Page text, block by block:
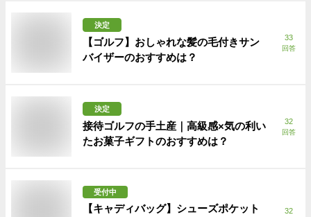
決定
【ゴルフ】おしゃれな髪の毛付きサン
バイザーのおすすめは？
33
回答
決定
接待ゴルフの手土産｜高級感×気の利い
たお菓子ギフトのおすすめは？
32
回答
受付中
【キャディバッグ】シューズポケット
32